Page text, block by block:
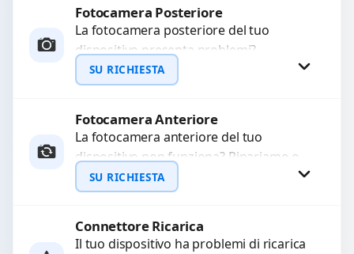
Richiedi Preventivo
WhatsApp
Fotocamera Posteriore
La fotocamera posteriore del tuo
dispositivo presenta problemi?
Interveniamo per risolvere guasti come
immagini sfocate, messa a fuoco non
SU RICHIESTA
Richiedi Preventivo
WhatsApp
Fotocamera Anteriore
La fotocamera anteriore del tuo
dispositivo non funziona? Ripariamo o
sostituiamo fotocamere guaste con
problemi come immagini sfocate, messa
SU RICHIESTA
Richiedi Preventivo
Connettore Ricarica
Il tuo dispositivo ha problemi di ricarica